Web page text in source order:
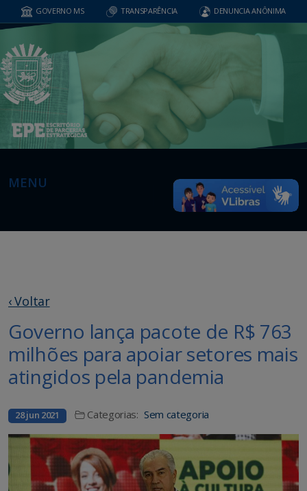
GOVERNO MS TRANSPARÊNCIA DENUNCIA ANÔNIMA
MENU
‹ Voltar
Governo lança pacote de R$ 763
milhões para apoiar setores mais
atingidos pela pandemia
28 jun 2021 Categorias: Sem categoria